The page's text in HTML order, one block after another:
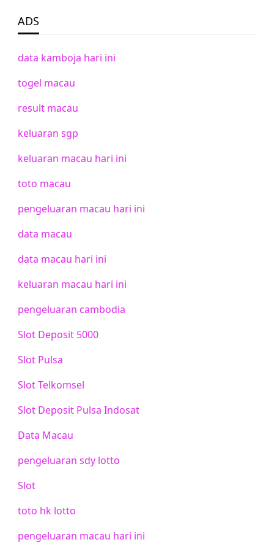
ADS
data kamboja hari ini
togel macau
result macau
keluaran sgp
keluaran macau hari ini
toto macau
pengeluaran macau hari ini
data macau
data macau hari ini
keluaran macau hari ini
pengeluaran cambodia
Slot Deposit 5000
Slot Pulsa
Slot Telkomsel
Slot Deposit Pulsa Indosat
Data Macau
pengeluaran sdy lotto
Slot
toto hk lotto
pengeluaran macau hari ini